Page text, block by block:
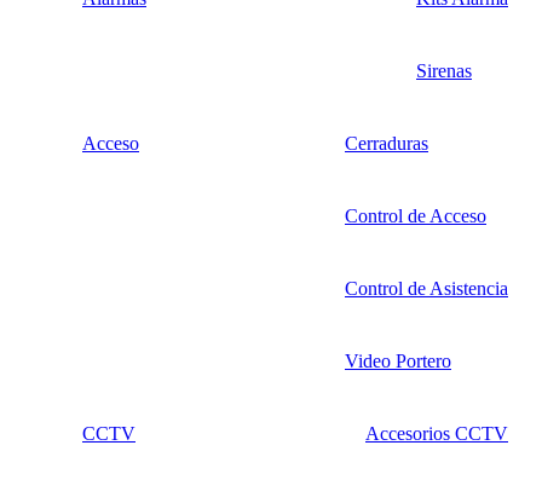
Sirenas
Acceso Cerraduras
Control de Acceso
Control de Asistencia
Video Portero
CCTV Accesorios CCTV